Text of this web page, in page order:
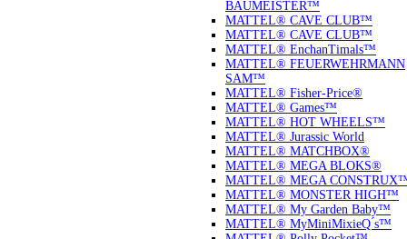
BAUMEISTER™
MATTEL® CAVE CLUB™
MATTEL® CAVE CLUB™
MATTEL® EnchanTimals™
MATTEL® FEUERWEHRMANN
SAM™
MATTEL® Fisher-Price®
MATTEL® Games™
MATTEL® HOT WHEELS™
MATTEL® Jurassic World
MATTEL® MATCHBOX®
MATTEL® MEGA BLOKS®
MATTEL® MEGA
MATTEL® MONSTER HIGH™
MATTEL® My Garden Baby™
MATTEL® MyMiniMixieQ ́s™